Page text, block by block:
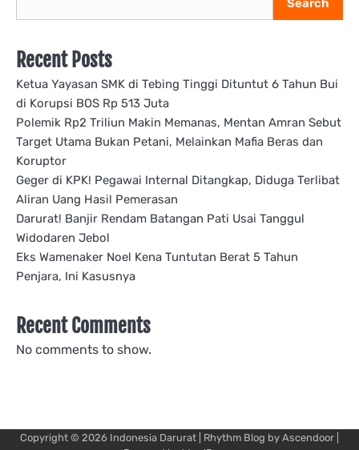
Search
Recent Posts
Ketua Yayasan SMK di Tebing Tinggi Dituntut 6 Tahun Bui
di Korupsi BOS Rp 513 Juta
Polemik Rp2 Triliun Makin Memanas, Mentan Amran Sebut
Target Utama Bukan Petani, Melainkan Mafia Beras dan
Koruptor
Geger di KPK! Pegawai Internal Ditangkap, Diduga Terlibat
Aliran Uang Hasil Pemerasan
Darurat! Banjir Rendam Batangan Pati Usai Tanggul
Widodaren Jebol
Eks Wamenaker Noel Kena Tuntutan Berat 5 Tahun
Penjara, Ini Kasusnya
Recent Comments
No comments to show.
Copyright © 2026 Indonesia Darurat | Rhythm Blog by Ascendoor